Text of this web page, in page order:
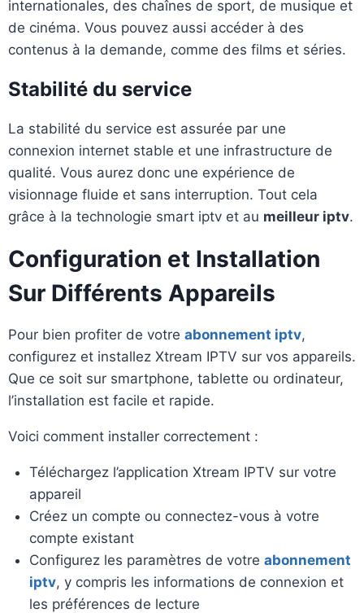
internationales, des chaînes de sport, de musique et
de cinéma. Vous pouvez aussi accéder à des
contenus à la demande, comme des films et séries.
Stabilité du service
La stabilité du service est assurée par une
connexion internet stable et une infrastructure de
qualité. Vous aurez donc une expérience de
visionnage fluide et sans interruption. Tout cela
grâce à la technologie smart iptv et au meilleur iptv.
Configuration et Installation
Sur Différents Appareils
Pour bien profiter de votre abonnement iptv,
configurez et installez Xtream IPTV sur vos appareils.
Que ce soit sur smartphone, tablette ou ordinateur,
l’installation est facile et rapide.
Voici comment installer correctement :
Téléchargez l’application Xtream IPTV sur votre
appareil
Créez un compte ou connectez-vous à votre
compte existant
Configurez les paramètres de votre abonnement
iptv, y compris les informations de connexion et
les préférences de lecture